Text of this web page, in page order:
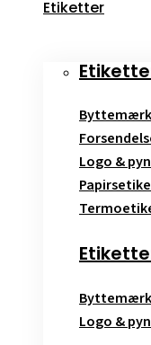
Etiketter
Logo &
Logo &